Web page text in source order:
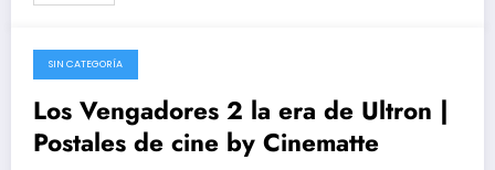
29/04/2015
SIN CATEGORÍA
Los Vengadores 2 la era de Ultron |
Postales de cine by Cinematte